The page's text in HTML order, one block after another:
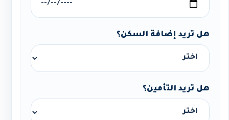
هل تريد إضافة السكن؟
هل تريد التأمين؟